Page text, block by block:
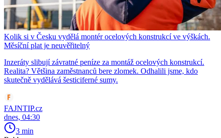
Kolik si v Česku vydělá montér ocelových konstrukcí ve výškách.
Měsíční plat je neuvěřitelný
Inzeráty slibují závratné peníze za montáž ocelových konstrukcí.
Realita? Většina zaměstnanců bere zlomek. Odhalili jsme, kdo
skutečně vydělává šesticiferné sumy.
FAJNTIP.cz
dnes, 04:30
3 min